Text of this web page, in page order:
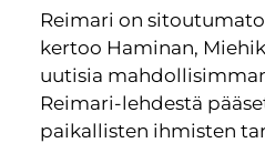
Reimari on
kertoo Haminan,
uutisia
Reimari-lehdestä
paikallisten ihmisten